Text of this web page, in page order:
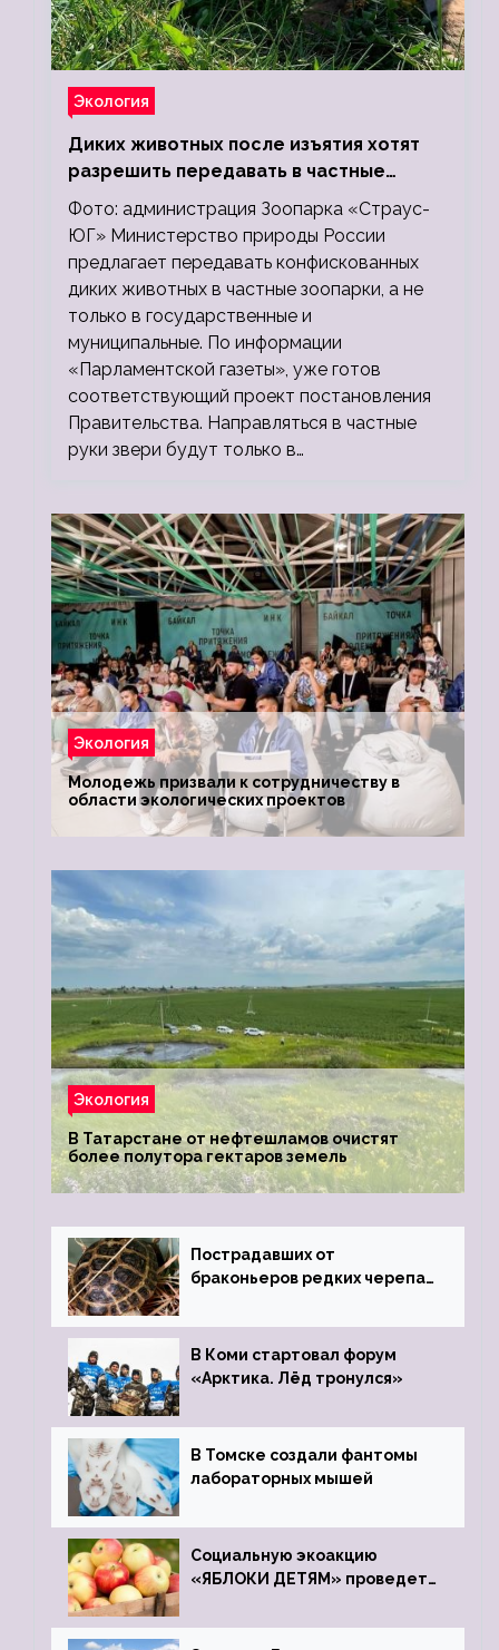
Экология
Диких животных после изъятия хотят
разрешить передавать в частные
зоопарки
Фото: администрация Зоопарка «Страус-
ЮГ» Министерство природы России
предлагает передавать конфискованных
диких животных в частные зоопарки, а не
только в государственные и
муниципальные. По информации
«Парламентской газеты», уже готов
соответствующий проект постановления
Правительства. Направляться в частные
руки звери будут только в…
Экология
Молодежь призвали к сотрудничеству в
области экологических проектов
Экология
В Татарстане от нефтешламов очистят
более полутора гектаров земель
Пострадавших от
браконьеров редких черепах
зоопарк
В Коми стартовал форум
«Арктика. Лёд тронулся»
В Томске создали фантомы
лабораторных мышей
Социальную экоакцию
«ЯБЛОКИ ДЕТЯМ» проведет